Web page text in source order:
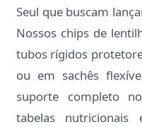
Seul que buscam
Nossos chips de
tubos rígidos
ou em sachês
suporte completo
tabelas